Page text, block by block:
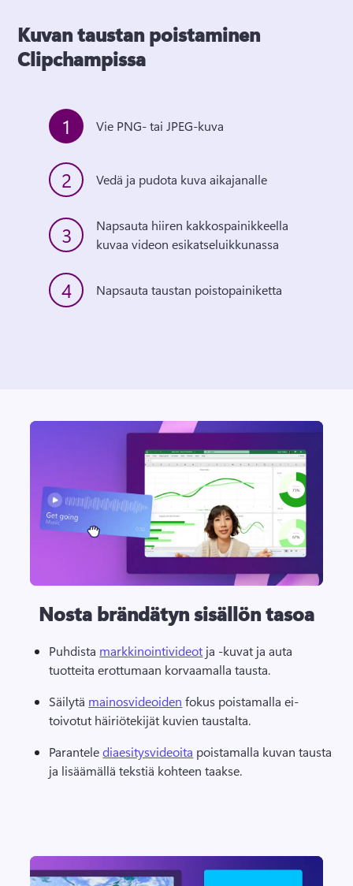
Kuvan taustan poistaminen
Clipchampissa
1 Vie PNG- tai JPEG-kuva
2 Vedä ja pudota kuva aikajanalle
3
Napsauta hiiren kakkospainikkeella
kuvaa videon esikatseluikkunassa
4 Napsauta taustan poistopainiketta
Nosta brändätyn sisällön tasoa
Puhdista markkinointivideot ja -kuvat ja auta
tuotteita erottumaan korvaamalla tausta.
Säilytä mainosvideoiden fokus poistamalla ei-
toivotut häiriötekijät kuvien taustalta.
Parantele diaesitysvideoita poistamalla kuvan tausta
ja lisäämällä tekstiä kohteen taakse.